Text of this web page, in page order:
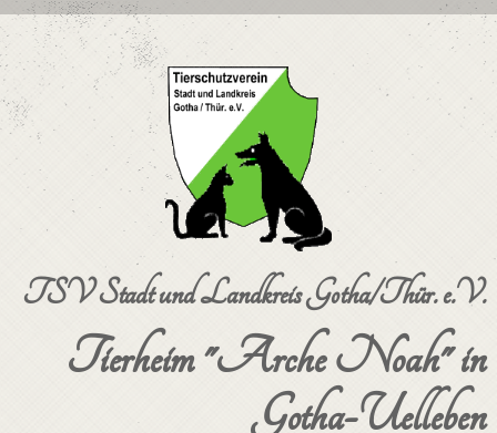
TSV Stadt und Landkreis Gotha/Thür. e.V.
Tierheim "Arche Noah" in
Gotha-Uelleben